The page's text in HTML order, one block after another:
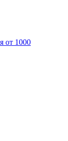
от 1000